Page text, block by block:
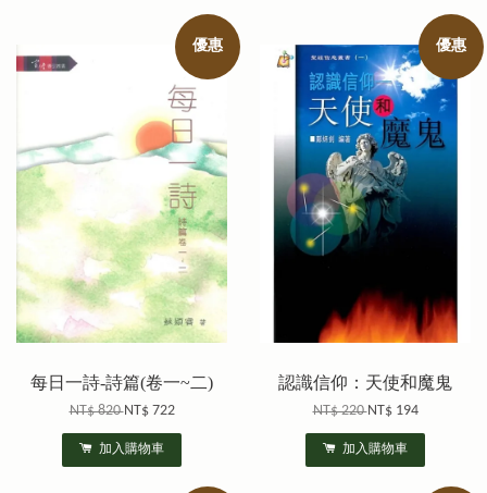
優惠
每日一詩-詩篇(卷一~二)
NT$ 820NT$ 722
加入購物車
優惠
認識信仰：天使和魔鬼
NT$ 220NT$ 194
加入購物車